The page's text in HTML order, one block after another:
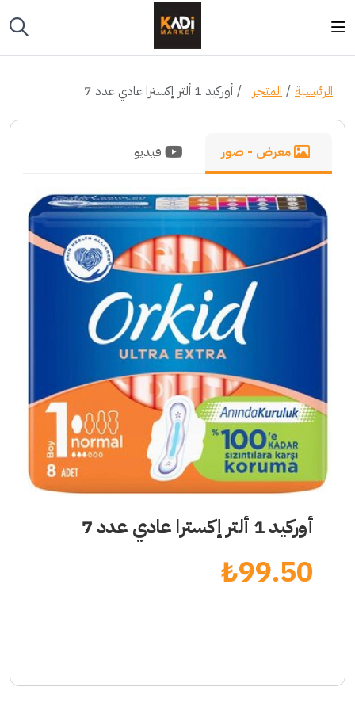
الرئيسية المتجر أوركيد 1 ألتر إكسترا عادي عدد 7
معرض - صور فيديو
أوركيد 1 ألتر إكسترا عادي عدد 7
99.50
₺